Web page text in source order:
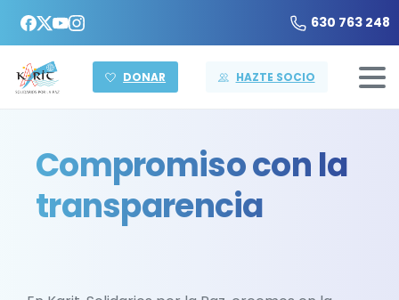
630 763 248
DONAR HAZTE SOCIO
Compromiso con la
transparencia